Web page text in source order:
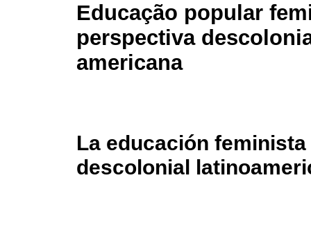
Educação popular
perspectiva
americana
La educación
descolonial